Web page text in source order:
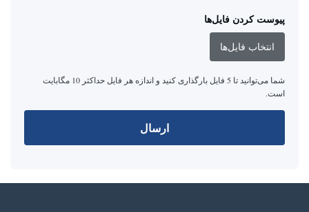
پیوست کردن فایل‌ها
انتخاب فایل‌ها
شما می‌توانید تا 5 فایل بارگذاری کنید و اندازه هر فایل حداکثر 10 مگابایت
است.
ارسال